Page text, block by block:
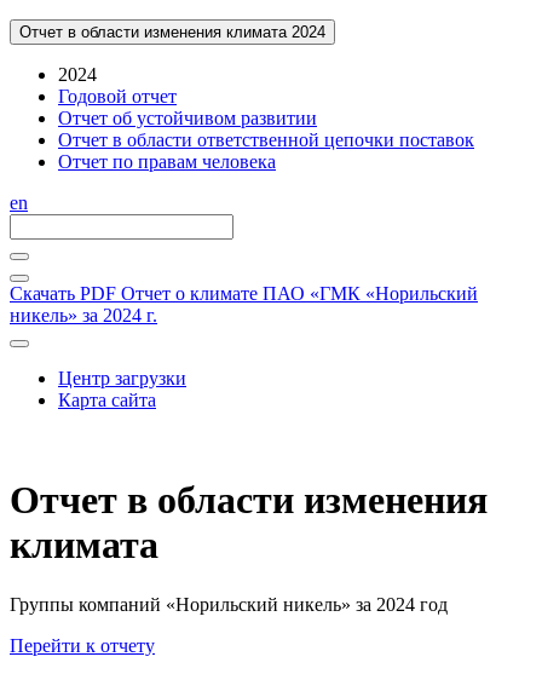
Отчет в области изменения климата 2024
2024
Годовой отчет
Отчет об устойчивом развитии
Отчет в области ответственной цепочки поставок
Отчет по правам человека
en
Скачать PDF Отчет о климате ПАО «ГМК «Норильский
никель» за 2024 г.
Центр загрузки
Карта сайта
Отчет в области изменения
климата
Группы компаний «Норильский никель» за 2024 год
Перейти к отчету